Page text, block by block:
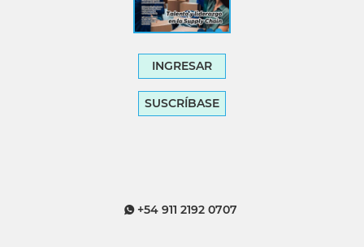
INGRESAR
SUSCRÍBASE
+54 911 2192 0707